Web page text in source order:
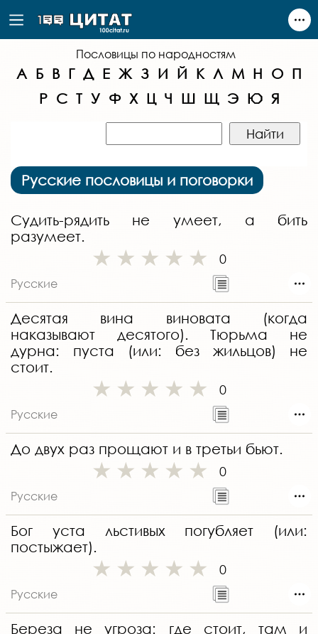
Пословицы по народностям
А Б В Г Д Е Ж З И Й К Л М Н О П
Р С Т У Ф Х Ц Ч Ш Щ Э Ю Я
Русские пословицы и поговорки
Судить-рядить не умеет, а бить
разумеет.
0
Русские
Десятая вина виновата (когда
наказывают десятого). Тюрьма не
дурна: пуста (или: без жильцов) не
стоит.
0
Русские
До двух раз прощают и в третьи бьют.
0
Русские
Бог уста льстивых погубляет (или:
постыжает).
0
Русские
Береза не угроза: где стоит, там и